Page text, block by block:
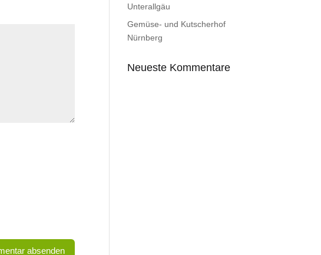
Unterallgäu
Gemüse- und Kutscherhof
Nürnberg
Neueste Kommentare